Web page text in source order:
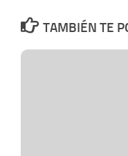
TAMBIÉN TE